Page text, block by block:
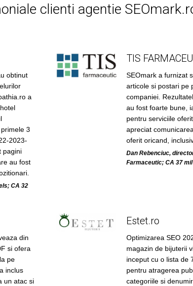
clienti agentie
obtinut
a
3
2023-
pagini
au fost
CA 32
TIS
SEOmark a furnizat
articole si postari pe
companiei.
au fost foarte bune,
pentru serviciile
apreciat
oferit oricand,
Dan Rebenciuc,
Farmaceutic; CA 37 mil
din
si ofera
pe
inclus
un atac si
Estet.ro
Optimizarea SEO
magazin de bijuterii
inceput cu o lista de
pentru atragerea
categoriile si